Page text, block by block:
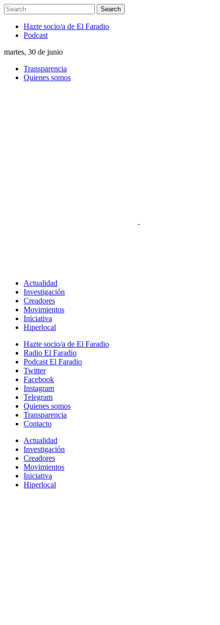
Hazte socio/a de El Faradio
Podcast
martes, 30 de junio
Transparencia
Quienes somos
Actualidad
Investigación
Creadores
Movimientos
Iniciativa
Hiperlocal
Hazte socio/a de El Faradio
Radio El Faradio
Podcast El Faradio
Twitter
Facebook
Instagram
Telegram
Quienes somos
Transparencia
Contacto
Actualidad
Investigación
Creadores
Movimientos
Iniciativa
Hiperlocal